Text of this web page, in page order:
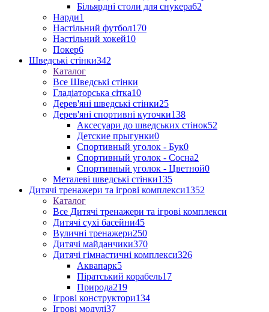
Більярдні столи для снукера62
Нарди1
Настільний футбол170
Настільний хокей10
Покер6
Шведські стінки342
Каталог
Все Шведські стінки
Гладіаторська сітка10
Дерев'яні шведські стінки25
Дерев'яні спортивні куточки138
Аксесуари до шведських стінок52
Детские прыгунки0
Спортивный уголок - Бук0
Спортивный уголок - Сосна2
Спортивный уголок - Цветной0
Металеві шведські стінки135
Дитячі тренажери та ігрові комплекси1352
Каталог
Все Дитячі тренажери та ігрові комплекси
Дитячі сухі басейни45
Вуличні тренажери250
Дитячі майданчики370
Дитячі гімнастичні комплекси326
Аквапарк5
Піратський корабель17
Природа219
Ігрові конструктори134
Ігрові модулі37